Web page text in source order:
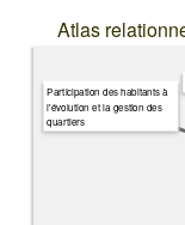
Atlas
Participation des habitants à
l'évolution et la gestion des
quartiers